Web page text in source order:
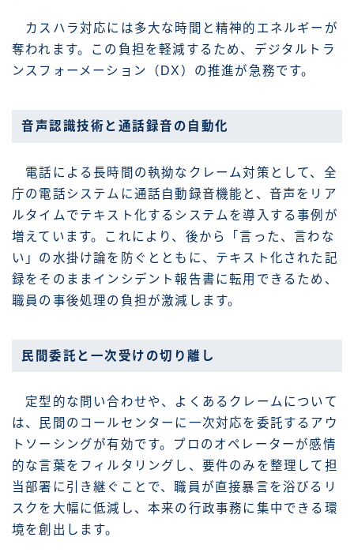
カスハラ対応には多大な時間と精神的エネルギーが
奪われます。この負担を軽減するため、デジタルトラ
ンスフォーメーション（DX）の推進が急務です。
音声認識技術と通話録音の自動化
電話による長時間の執拗なクレーム対策として、全
庁の電話システムに通話自動録音機能と、音声をリア
ルタイムでテキスト化するシステムを導入する事例が
増えています。これにより、後から「言った、言わな
い」の水掛け論を防ぐとともに、テキスト化された記
録をそのままインシデント報告書に転用できるため、
職員の事後処理の負担が激減します。
民間委託と一次受けの切り離し
定型的な問い合わせや、よくあるクレームについて
は、民間のコールセンターに一次対応を委託するアウ
トソーシングが有効です。プロのオペレーターが感情
的な言葉をフィルタリングし、要件のみを整理して担
当部署に引き継ぐことで、職員が直接暴言を浴びるリ
スクを大幅に低減し、本来の行政事務に集中できる環
境を創出します。